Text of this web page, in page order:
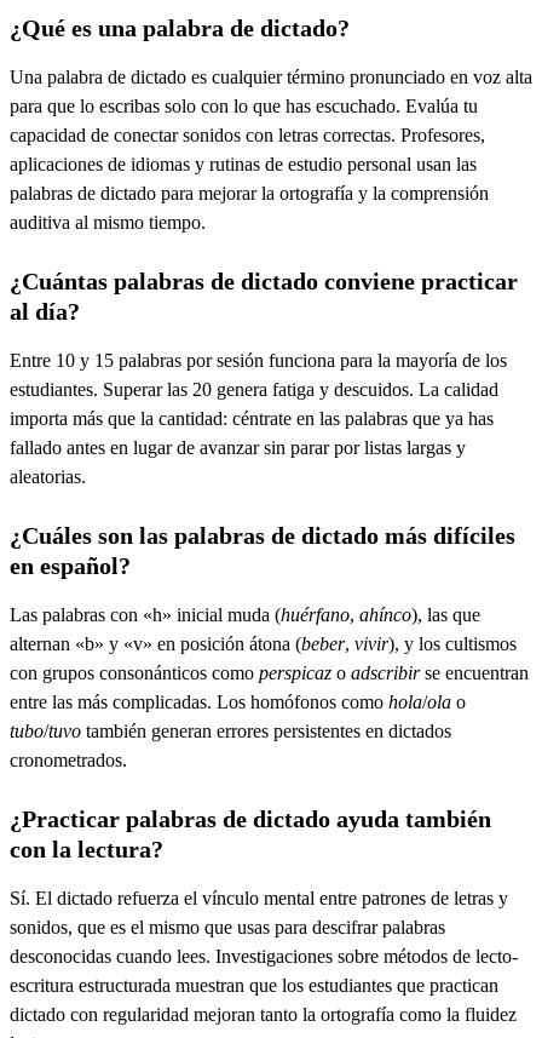
¿Qué es una palabra de dictado?
Una palabra de dictado es cualquier término pronunciado en voz alta
para que lo escribas solo con lo que has escuchado. Evalúa tu
capacidad de conectar sonidos con letras correctas. Profesores,
aplicaciones de idiomas y rutinas de estudio personal usan las
palabras de dictado para mejorar la ortografía y la comprensión
auditiva al mismo tiempo.
¿Cuántas palabras de dictado conviene practicar
al día?
Entre 10 y 15 palabras por sesión funciona para la mayoría de los
estudiantes. Superar las 20 genera fatiga y descuidos. La calidad
importa más que la cantidad: céntrate en las palabras que ya has
fallado antes en lugar de avanzar sin parar por listas largas y
aleatorias.
¿Cuáles son las palabras de dictado más difíciles
en español?
Las palabras con «h» inicial muda (huérfano, ahínco), las que
alternan «b» y «v» en posición átona (beber, vivir), y los cultismos
con grupos consonánticos como perspicaz o adscribirse encuentran
entre las más complicadas. Los homófonos como hola/ola o
tubo/tuvo también generan errores persistentes en dictados
cronometrados.
¿Practicar palabras de dictado ayuda también
con la lectura?
Sí. El dictado refuerza el vínculo mental entre patrones de letras y
sonidos, que es el mismo que usas para descifrar palabras
desconocidas cuando lees. Investigaciones sobre métodos de lecto-
escritura estructurada muestran que los estudiantes que practican
dictado con regularidad mejoran tanto la ortografía como la fluidez